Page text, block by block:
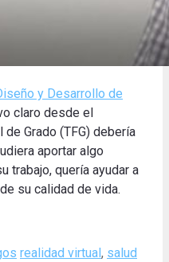
y Desarrollo de
claro desde el
Grado (TFG) debería
aportar algo
trabajo, quería ayudar a
su calidad de vida.
Tags
realidad virtual , salud